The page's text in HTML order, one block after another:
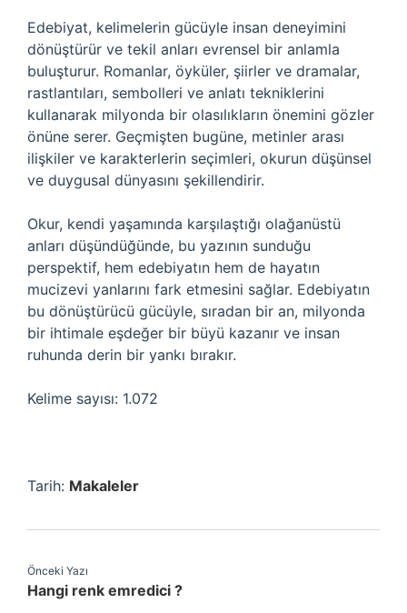
Edebiyat, kelimelerin gücüyle insan deneyimini
dönüştürür ve tekil anları evrensel bir anlamla
buluşturur. Romanlar, öyküler, şiirler ve dramalar,
rastlantıları, sembolleri ve anlatı tekniklerini
kullanarak milyonda bir olasılıkların önemini gözler
önüne serer. Geçmişten bugüne, metinler arası
ilişkiler ve karakterlerin seçimleri, okurun düşünsel
ve duygusal dünyasını şekillendirir.
Okur, kendi yaşamında karşılaştığı olağanüstü
anları düşündüğünde, bu yazının sunduğu
perspektif, hem edebiyatın hem de hayatın
mucizevi yanlarını fark etmesini sağlar. Edebiyatın
bu dönüştürücü gücüyle, sıradan bir an, milyonda
bir ihtimale eşdeğer bir büyü kazanır ve insan
ruhunda derin bir yankı bırakır.
Kelime sayısı: 1.072
Tarih: Makaleler
Önceki Yazı
Hangi renk emredici ?